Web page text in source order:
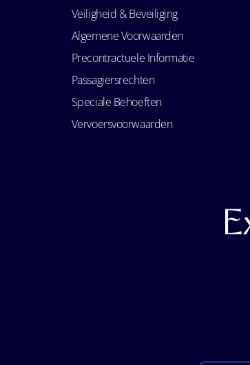
Veiligheid & Beveiliging
Algemene Voorwaarden
Precontractuele Informatie
Passagiersrechten
Speciale Behoeften
Vervoersvoorwaarden